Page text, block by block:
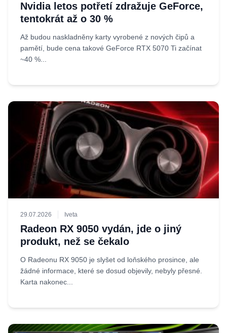
Nvidia letos potřetí zdražuje GeForce,
tentokrát až o 30 %
Až budou naskladněny karty vyrobené z nových čipů a
pamětí, bude cena takové GeForce RTX 5070 Ti začínat
~40 %...
29.07.2026 Iveta
Radeon RX 9050 vydán, jde o jiný
produkt, než se čekalo
O Radeonu RX 9050 je slyšet od loňského prosince, ale
žádné informace, které se dosud objevily, nebyly přesné.
Karta nakonec...